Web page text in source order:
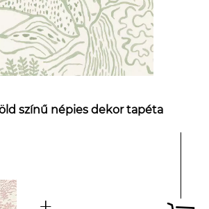
színű népies dekor tapéta